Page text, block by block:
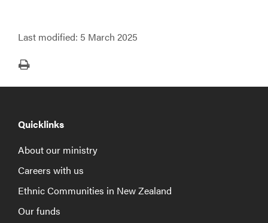
Last modified: 5 March 2025
Print
Quicklinks
About our ministry
Careers with us
Ethnic Communities in New Zealand
Our funds